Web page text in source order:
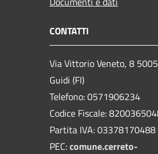
CONTATTI
Via Vittorio Veneto, 8
Guidi (FI)
Telefono: 0571906234
Codice Fiscale:
Partita IVA: 03378170488
PEC:comune.cerreto-